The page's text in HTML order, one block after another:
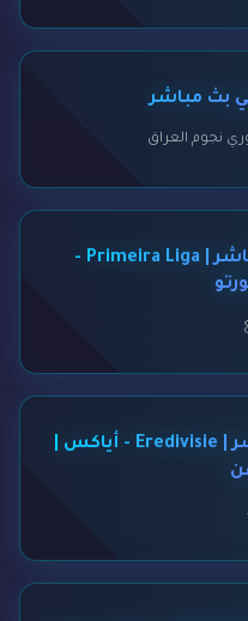
بث مباشر
الدوري البرتغالي بث مباشر | Primeira Liga -
الدوري الهولندي بث مباشر | Eredivisie - أياكس |